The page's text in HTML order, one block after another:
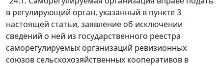
в регулирующий орган, указанный в пункте 3
настоящей статьи, заявление об исключении
сведений о ней из государственного реестра
саморегулируемых организаций ревизионных
союзов сельскохозяйственных кооперативов в